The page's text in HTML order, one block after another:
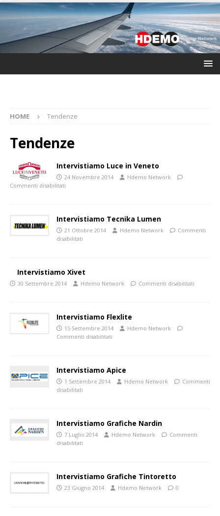
HOME Tendenze
Tendenze
Intervistiamo Luce in Veneto
24 Novembre 2014
Hdemo Network
Commenti disabilitati
Intervistiamo Tecnika Lumen
21 Ottobre 2014 Hdemo Network
Commenti
disabilitati
Intervistiamo Xivet
30 Settembre 2014 Hdemo Network Commenti disabilitati
Intervistiamo Flexlite
15 Settembre 2014
Hdemo Network
Commenti disabilitati
Intervistiamo Apice
1 Settembre 2014 Hdemo Network
Commenti
disabilitati
Intervistiamo Grafiche Nardin
7 Luglio 2014 Hdemo Network
Commenti
disabilitati
Intervistiamo Grafiche Tintoretto
23 Giugno 2014 Hdemo Network 0